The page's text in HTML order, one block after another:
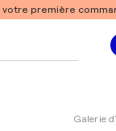
votre première
Galerie